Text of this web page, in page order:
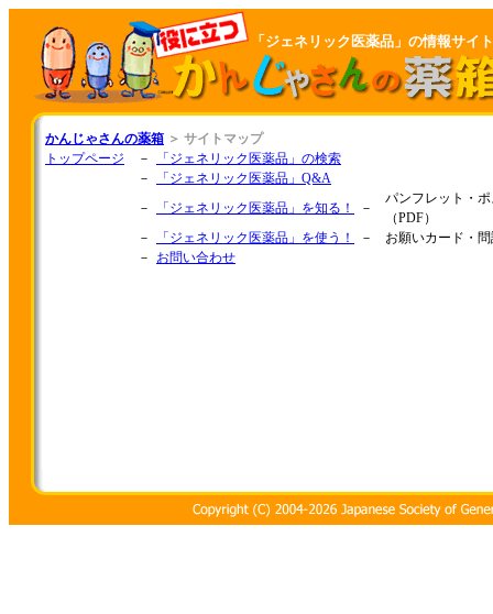
「ジェネリック医薬品」の情報サイト
かんじゃさんの薬箱 ＞ サイトマップ
トップページ
－
「ジェネリック医薬品」の検索
－
「ジェネリック医薬品」Q&A
－
「ジェネリック医薬品」を知る！ －
パンフレット・
（PDF）
－
「ジェネリック医薬品」を使う！ －
お願いカード・
－
お問い合わせ